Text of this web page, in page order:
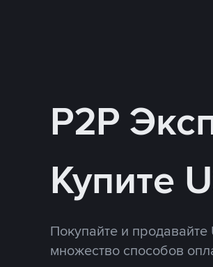
P2P
Купите
Покупайте и продавайте
множество способов